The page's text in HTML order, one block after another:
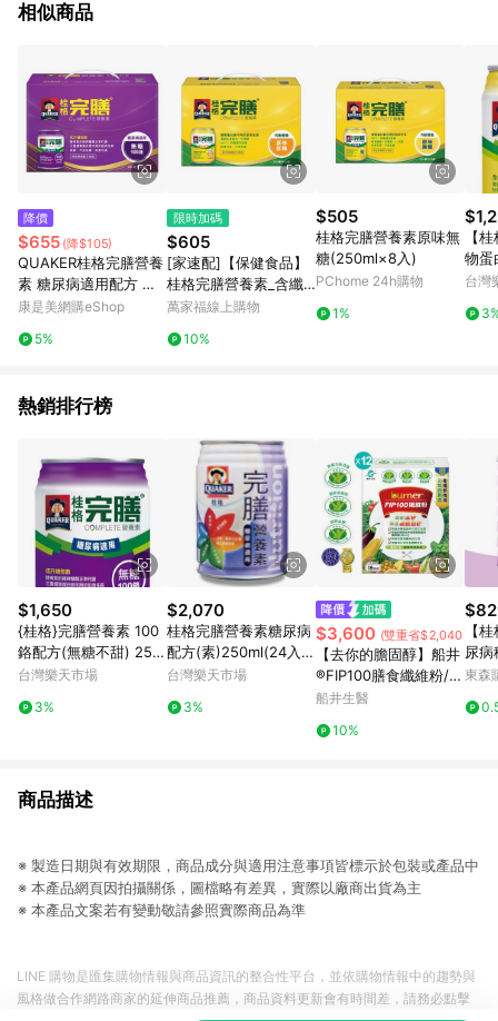
錄，相關問題請於保留時間內聯絡客服中心，並由康達盛通生活
話題性或期間限定商品來滿足您的喜好。
相似商品
降價
$655 (降$105)
QUAKER桂格完膳營養
素 糖尿病適用配方 無
糖100鉻 （250mlx8
康是美網購eShop
5%
限時加碼
$605
[家速配]【保健食品】
桂格完膳營養素_含纖
原味
萬家福線上購物
10%
$505
桂格完膳營養素原味無
糖(250ml×8入)
PChome 24h購物
1%
【
物
箱 *
台灣
熱銷排行榜
$1,650
{桂格}完膳營養素 100
鉻配方(無糖不甜) 250
ml*24罐/箱 *小柚子*
台灣樂天市場
3%
$2,070
桂格完膳營養素糖尿病
配方(素)250ml(24入)
【合康連鎖藥局】
台灣樂天市場
3%
$3,600 (雙重省$2,040)
【去你的膽固醇】船井
®FIP100膳食纖維粉/調
節血脂/血糖/膽固醇/三
善超值組
船井生醫
10%
【
尿
0g/
東森
商品描述
※ 製造日期與有效期限，商品成分與適用注意事項皆標示於包裝或產品中
※ 本產品網頁因拍攝關係，圖檔略有差異，實際以廠商出貨為主
※ 本產品文案若有變動敬請參照實際商品為準
LINE 購物是匯集購物情報與商品資訊的整合性平台，並依購物情報中的趨勢與
風格做合作網路商家的延伸商品推薦，商品資料更新會有時間差，請務必點擊